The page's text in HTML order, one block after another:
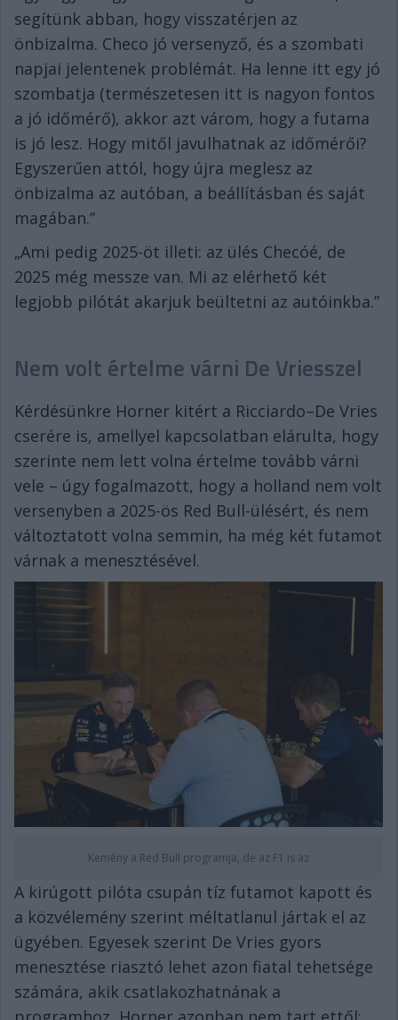
segítünk abban, hogy visszatérjen az
önbizalma. Checo jó versenyző, és a szombati
napjai jelentenek problémát. Ha lenne itt egy jó
szombatja (természetesen itt is nagyon fontos
a jó időmérő), akkor azt várom, hogy a futama
is jó lesz. Hogy mitől javulhatnak az időmérői?
Egyszerűen attól, hogy újra meglesz az
önbizalma az autóban, a beállításban és saját
magában.”
„Ami pedig 2025-öt illeti: az ülés Checóé, de
2025 még messze van. Mi az elérhető két
legjobb pilótát akarjuk beültetni az autóinkba.”
Nem volt értelme várni De Vriesszel
Kérdésünkre Horner kitért a Ricciardo–De Vries
cserére is, amellyel kapcsolatban elárulta, hogy
szerinte nem lett volna értelme tovább várni
vele – úgy fogalmazott, hogy a holland nem volt
versenyben a 2025-ös Red Bull-ülésért, és nem
változtatott volna semmin, ha még két futamot
várnak a menesztésével.
Kemény a Red Bull programja, de az F1 is az
A kirúgott pilóta csupán tíz futamot kapott és
a közvélemény szerint méltatlanul jártak el az
ügyében. Egyesek szerint De Vries gyors
menesztése riasztó lehet azon fiatal tehetsége
számára, akik csatlakozhatnának a